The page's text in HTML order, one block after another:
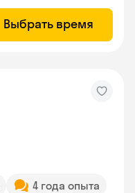
Выбрать время
4 года опыта